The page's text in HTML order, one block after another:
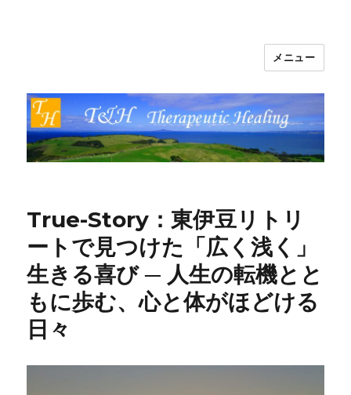
T&H Therapeutic Healing
メニュー
True-Story：東伊豆リトリ
ートで見つけた「広く浅く」
生きる喜び ─ 人生の転機とと
もに歩む、心と体がほどける
日々